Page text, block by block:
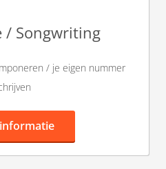
/ Songwriting
/ je eigen nummer